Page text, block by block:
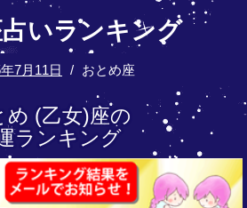
いランキング
7月11日 おとめ座
め (乙女)座の
ランキング